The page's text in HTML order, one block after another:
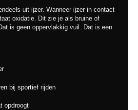
uit ijzer. Wanneer ijzer in contact
oxidatie. Dit zie je als bruine of
is geen oppervlakkig vuil. Dat is een
bij sportief rijden
opdroogt